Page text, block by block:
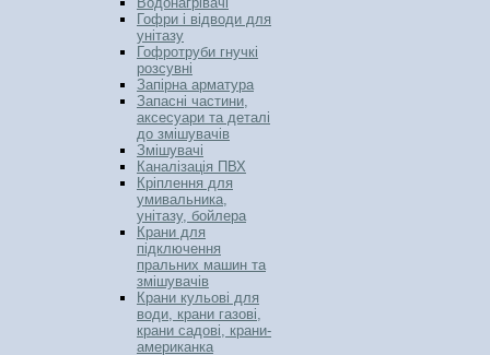
Гофри і відводи для
унітазу
Гофротруби гнучкі
розсувні
Запірна арматура
Запасні частини,
аксесуари та деталі
до змішувачів
Змішувачі
Каналізація ПВХ
Кріплення для
умивальника,
унітазу, бойлера
Крани для
підключення
пральних машин та
змішувачів
Крани кульові для
води, крани газові,
крани садові, крани-
американка